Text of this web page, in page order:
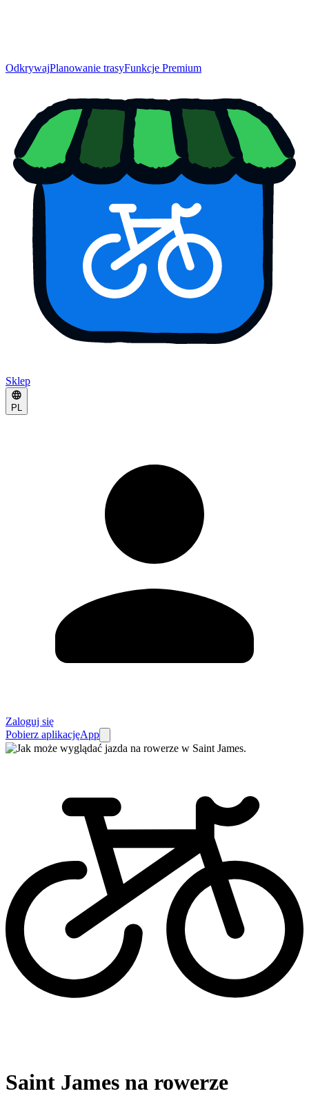
OdkrywajPlanowanie trasyFunkcje Premium
Sklep
PL
Zaloguj się
Pobierz aplikacjęApp
Saint James na rowerze